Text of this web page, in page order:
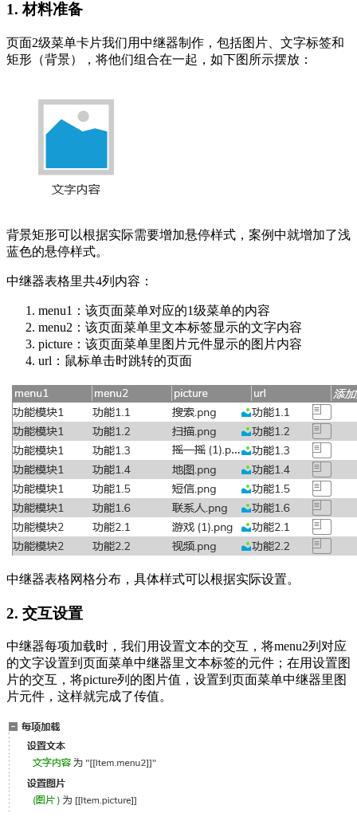
1. 材料准备
页面2级菜单卡片我们用中继器制作，包括图片、文字标签和
矩形（背景），将他们组合在一起，如下图所示摆放：
背景矩形可以根据实际需要增加悬停样式，案例中就增加了浅
蓝色的悬停样式。
中继器表格里共4列内容：
menu1：该页面菜单对应的1级菜单的内容
menu2：该页面菜单里文本标签显示的文字内容
picture：该页面菜单里图片元件显示的图片内容
url：鼠标单击时跳转的页面
中继器表格网格分布，具体样式可以根据实际设置。
2. 交互设置
中继器每项加载时，我们用设置文本的交互，将menu2列对应
的文字设置到页面菜单中继器里文本标签的元件；在用设置图
片的交互，将picture列的图片值，设置到页面菜单中继器里图
片元件，这样就完成了传值。